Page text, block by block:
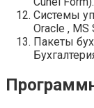
Системы
Oracle , MS
Пакеты